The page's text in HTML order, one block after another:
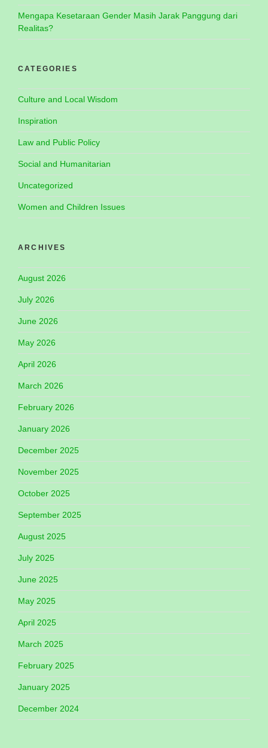
Mengapa Kesetaraan Gender Masih Jarak Panggung dari
Realitas?
CATEGORIES
Culture and Local Wisdom
Inspiration
Law and Public Policy
Social and Humanitarian
Uncategorized
Women and Children Issues
ARCHIVES
August 2026
July 2026
June 2026
May 2026
April 2026
March 2026
February 2026
January 2026
December 2025
November 2025
October 2025
September 2025
August 2025
July 2025
June 2025
May 2025
April 2025
March 2025
February 2025
January 2025
December 2024